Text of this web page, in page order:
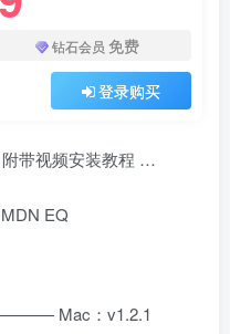
钻石会员 免费
登录购买
带视频安装教程 …
EQ
Mac：v1.2.1